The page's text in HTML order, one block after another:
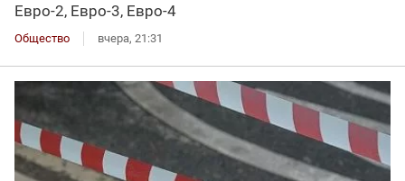
Евро-2, Евро-3, Евро-4
Общество вчера, 21:31